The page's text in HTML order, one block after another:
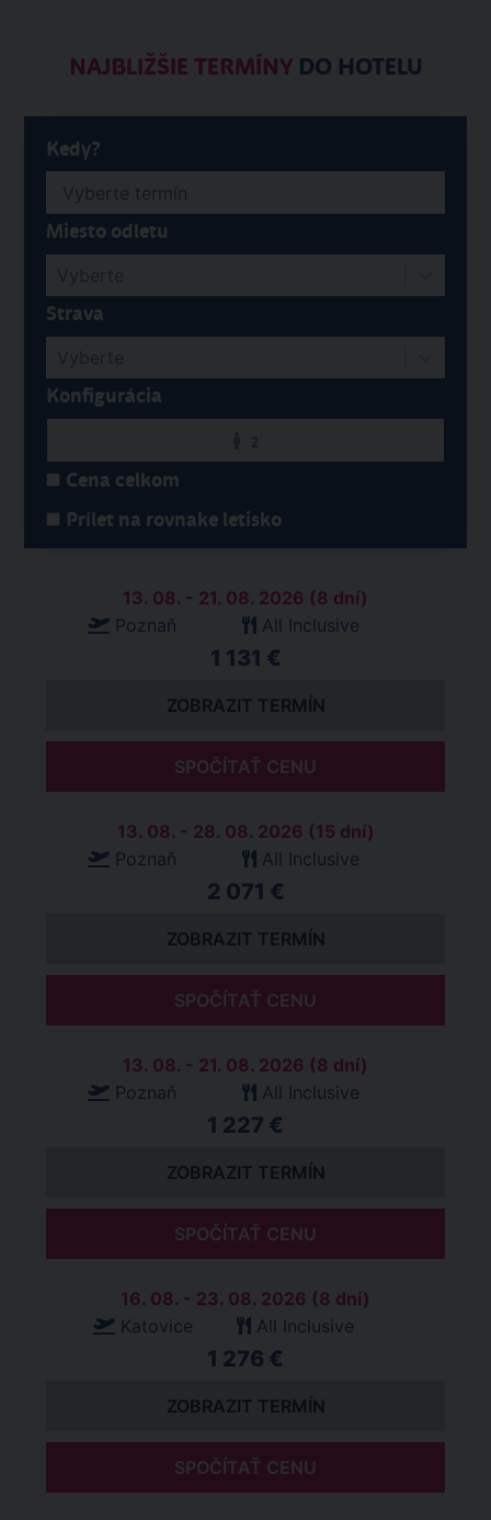
NAJBLIŽŠIE TERMÍNYDO HOTELU
Kedy?
Miesto odletu
Strava
Konfigurácia
Cena celkom
Prílet na rovnake letisko
13. 08. - 21. 08. 2026 (8 dní)
Poznaň
All Inclusive
1 131 €
ZOBRAZIT TERMÍN
SPOČÍTAŤ CENU
13. 08. - 28. 08. 2026 (15 dní)
Poznaň
All Inclusive
2 071 €
ZOBRAZIT TERMÍN
SPOČÍTAŤ CENU
13. 08. - 21. 08. 2026 (8 dní)
Poznaň
All Inclusive
1 227 €
ZOBRAZIT TERMÍN
SPOČÍTAŤ CENU
16. 08. - 23. 08. 2026 (8 dní)
Katovice
All Inclusive
1 276 €
ZOBRAZIT TERMÍN
SPOČÍTAŤ CENU